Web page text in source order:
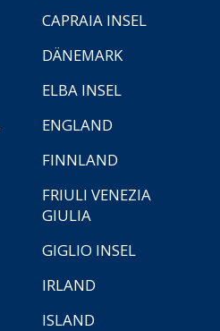
CAPRAIA INSEL
DÄNEMARK
ELBA INSEL
ENGLAND
FINNLAND
FRIULI VENEZIA
GIULIA
GIGLIO INSEL
IRLAND
ISLAND